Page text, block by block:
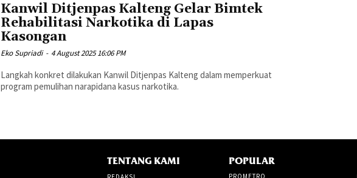
Kanwil Ditjenpas Kalteng Gelar Bimtek
Rehabilitasi Narkotika di Lapas
Kasongan
Eko Supriadi - 4 August 2025 16:06 PM
Langkah konkret dilakukan Kanwil Ditjenpas Kalteng dalam memperkuat
program pemulihan narapidana kasus narkotika.
TENTANG KAMI POPULAR
PROMETRO